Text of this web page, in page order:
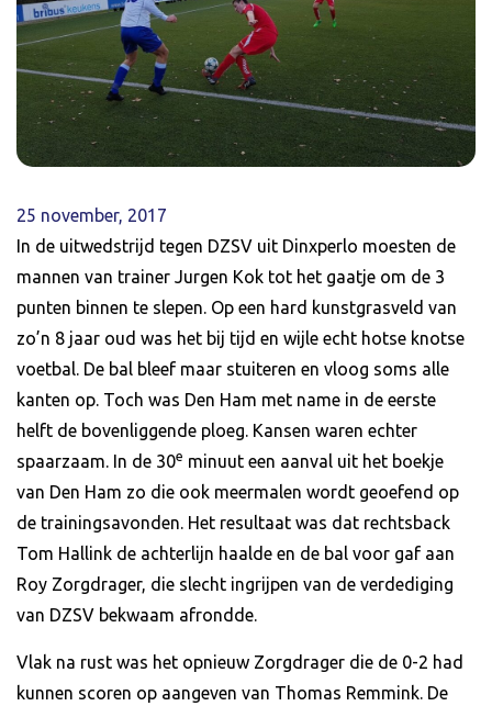
25 november, 2017
In de uitwedstrijd tegen DZSV uit Dinxperlo moesten de
mannen van trainer Jurgen Kok tot het gaatje om de 3
punten binnen te slepen. Op een hard kunstgrasveld van
zo’n 8 jaar oud was het bij tijd en wijle echt hotse knotse
voetbal. De bal bleef maar stuiteren en vloog soms alle
kanten op. Toch was Den Ham met name in de eerste
helft de bovenliggende ploeg. Kansen waren echter
spaarzaam. In de 30e minuut een aanval uit het boekje
van Den Ham zo die ook meermalen wordt geoefend op
de trainingsavonden. Het resultaat was dat rechtsback
Tom Hallink de achterlijn haalde en de bal voor gaf aan
Roy Zorgdrager, die slecht ingrijpen van de verdediging
van DZSV bekwaam afrondde.
Vlak na rust was het opnieuw Zorgdrager die de 0-2 had
kunnen scoren op aangeven van Thomas Remmink. De